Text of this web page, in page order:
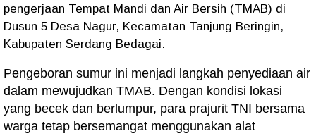
pengerjaan Tempat Mandi dan Air Bersih (TMAB) di
Dusun 5 Desa Nagur, Kecamatan Tanjung Beringin,
Kabupaten Serdang Bedagai.
Pengeboran sumur ini menjadi langkah penyediaan air
dalam mewujudkan TMAB. Dengan kondisi lokasi
yang becek dan berlumpur, para prajurit TNI bersama
warga tetap bersemangat menggunakan alat